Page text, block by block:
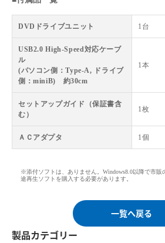
DVDドライブユニット 1台
USB2.0 High-Speed対応ケーブ
ル
(パソコン側：Type-A, ドライブ
側：miniB) 約30cm
1本
セットアップガイド（保証書含
む）
1枚
ＡＣアダプタ 1個
※添付ソフトは、ありません。Windows8.0以降で市販
途再生ソフトを購入する必要があります。
一覧へ戻る
製品カテゴリー